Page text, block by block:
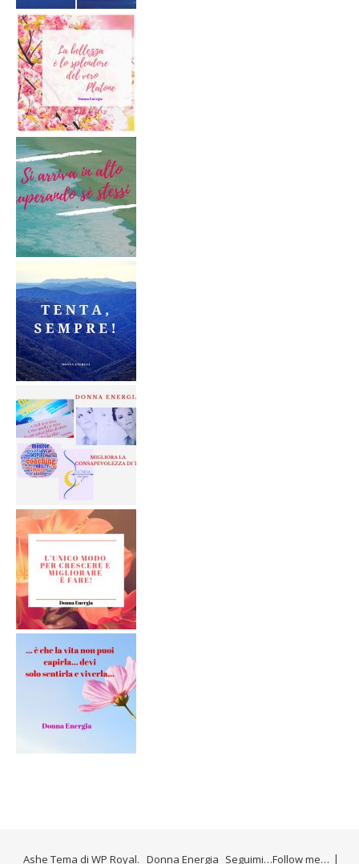
Donna Energia Seguimi…Follow me…
Ashe Tema di WP Royal.